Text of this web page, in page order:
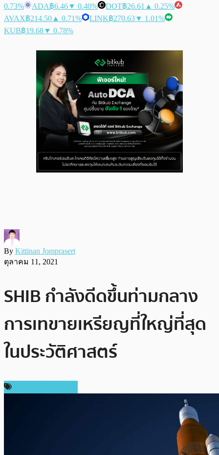
0.73%
ADA฿6.46▼ 0.40% DOT฿26.61 ▲ 0.25%
AVAX฿214.50 ▲ 0.71% LINK฿270.63▼ 1.01%
KUB฿19.68▼ 0.78%
By Kittinan Jomprasert
ตุลาคม 11, 2021
SHIB กำลังดีดขึ้นท่ามกลาง
การเทขายเหรียญที่ใหญ่ที่สุด
ในประวัติศาสตร์